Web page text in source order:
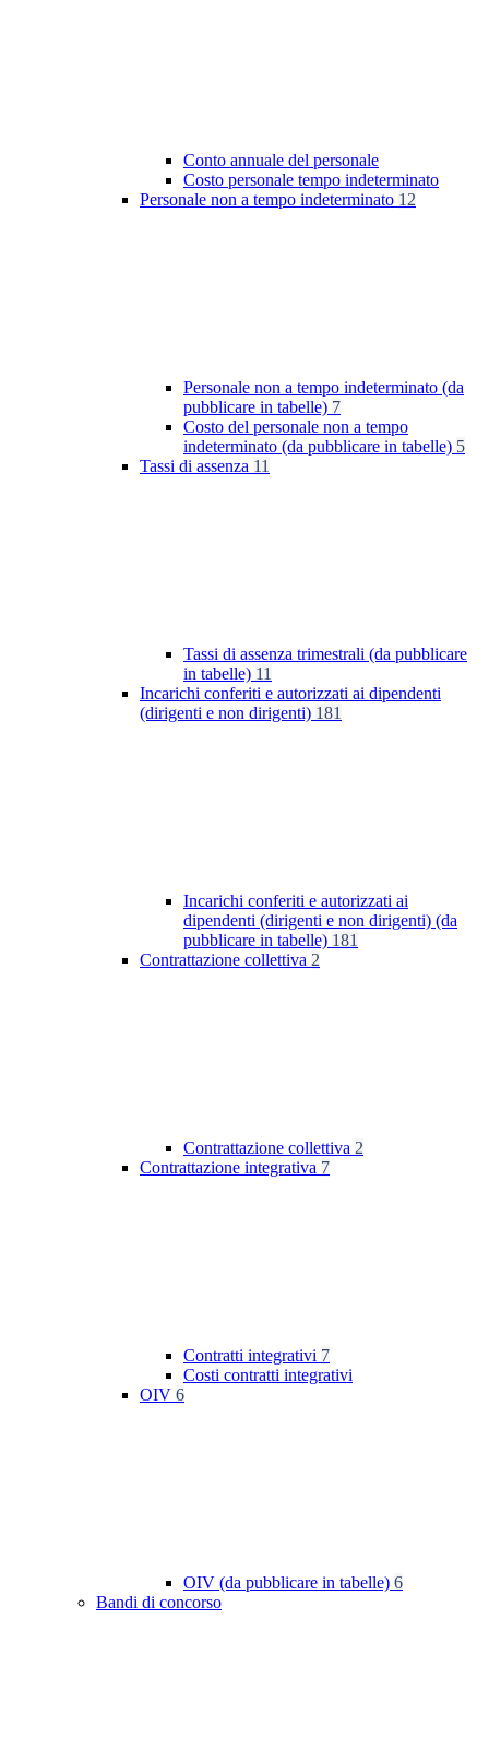
Conto annuale del personale
Costo personale tempo indeterminato
Personale non a tempo indeterminato 12
Personale non a tempo indeterminato (da
pubblicare in tabelle) 7
Costo del personale non a tempo
indeterminato (da pubblicare in tabelle) 5
Tassi di assenza 11
Tassi di assenza trimestrali (da pubblicare
in tabelle) 11
Incarichi conferiti e autorizzati ai dipendenti
(dirigenti e non dirigenti) 181
Incarichi conferiti e autorizzati ai
dipendenti (dirigenti e non dirigenti) (da
pubblicare in tabelle) 181
Contrattazione collettiva 2
Contrattazione collettiva 2
Contrattazione integrativa 7
Contratti integrativi 7
Costi contratti integrativi
OIV 6
OIV (da pubblicare in tabelle) 6
Bandi di concorso